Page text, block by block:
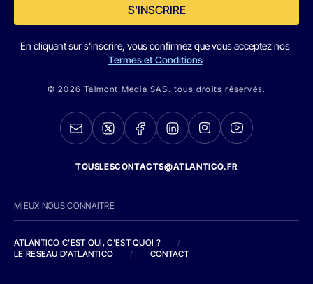
S'INSCRIRE
En cliquant sur s'inscrire, vous confirmez que vous acceptez nos
Termes et Conditions
© 2026 Talmont Media SAS. tous droits réservés.
TOUSLESCONTACTS@ATLANTICO.FR
MIEUX NOUS CONNAITRE
ATLANTICO C'EST QUI, C'EST QUOI ?
/
LE RESEAU D'ATLANTICO
/ CONTACT